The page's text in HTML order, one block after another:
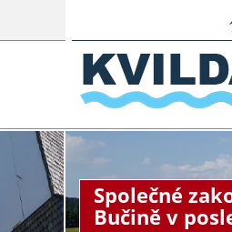
Společné
Bučině v